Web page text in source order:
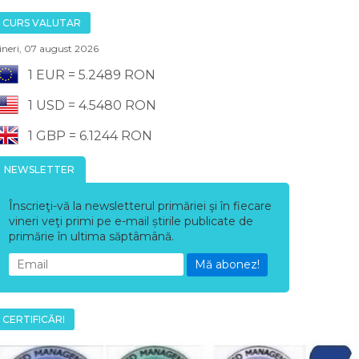
CURS VALUTAR
07 august 2026
1 EUR = 5.2489 RON
1 USD = 4.5480 RON
1 GBP = 6.1244 RON
NEWSLETTER
Înscrieţi-vă la newsletterul primăriei şi în fiecare
vineri veţi primi pe e-mail știrile publicate de
primărie în ultima săptâmână.
Mă abonez!
CERTIFICĂRI